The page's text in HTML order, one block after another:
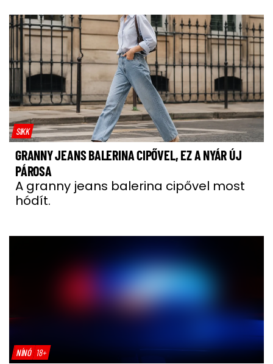
SIKK
GRANNY JEANS BALERINA CIPŐVEL, EZ A NYÁR ÚJ
PÁROSA
A granny jeans balerina cipővel most
hódít.
NÍNÓ 18+